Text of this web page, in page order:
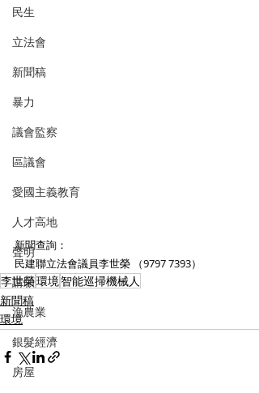
民生
立法會
新聞稿
暴力
議會監察
區議會
愛國主義教育
人才高地
聲明
請願
漁農業
銀髮經濟
房屋
新聞查詢：
民建聯立法會議員李世榮 （9797 7393）
李世榮環境智能巡掃機械人
新聞稿
環境